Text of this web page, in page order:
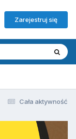
Zarejestruj się
Cała aktywność